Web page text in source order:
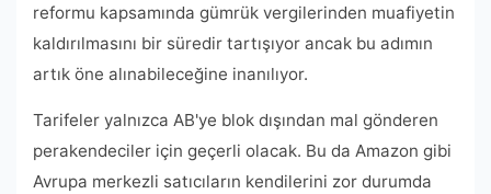
reformu kapsamında gümrük vergilerinden muafiyetin
kaldırılmasını bir süredir tartışıyor ancak bu adımın
artık öne alınabileceğine inanılıyor.
Tarifeler yalnızca AB'ye blok dışından mal gönderen
perakendeciler için geçerli olacak. Bu da Amazon gibi
Avrupa merkezli satıcıların kendilerini zor durumda